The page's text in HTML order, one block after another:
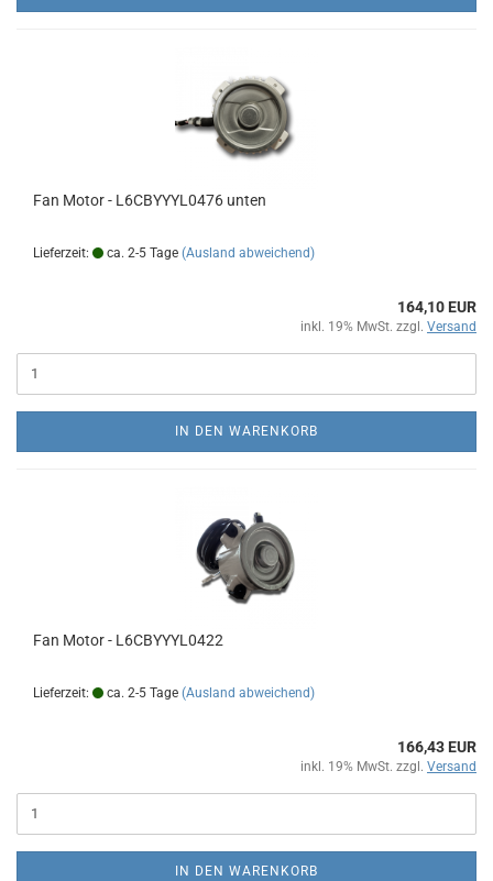
Fan Motor - L6CBYYYL0476 unten
Lieferzeit: ca. 2-5 Tage (Ausland abweichend)
164,10 EUR
inkl. 19% MwSt. zzgl. Versand
IN DEN WARENKORB
Fan Motor - L6CBYYYL0422
Lieferzeit: ca. 2-5 Tage (Ausland abweichend)
166,43 EUR
inkl. 19% MwSt. zzgl. Versand
IN DEN WARENKORB